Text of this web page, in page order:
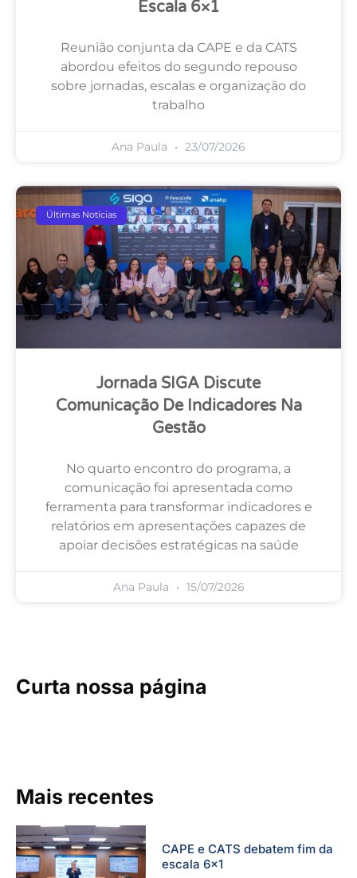
Escala 6×1
Reunião conjunta da CAPE e da CATS
abordou efeitos do segundo repouso
sobre jornadas, escalas e organização do
trabalho
Ana Paula 23/07/2026
Últimas Notícias
Jornada SIGA Discute
Comunicação De Indicadores Na
Gestão
No quarto encontro do programa, a
comunicação foi apresentada como
ferramenta para transformar indicadores e
relatórios em apresentações capazes de
apoiar decisões estratégicas na saúde
Ana Paula 15/07/2026
Curta nossa página
Mais recentes
CAPE e CATS debatem fim da
escala 6×1